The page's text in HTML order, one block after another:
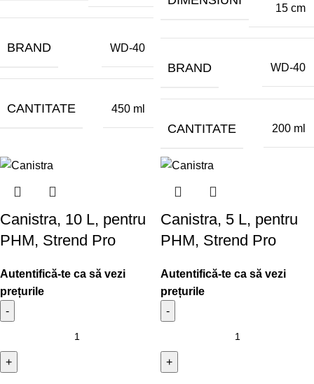
BRAND WD-40
CANTITATE 450 ml
15 cm
BRAND WD-40
CANTITATE 200 ml
Canistra, 10 L, pentru
PHM, Strend Pro
Canistra, 5 L, pentru
PHM, Strend Pro